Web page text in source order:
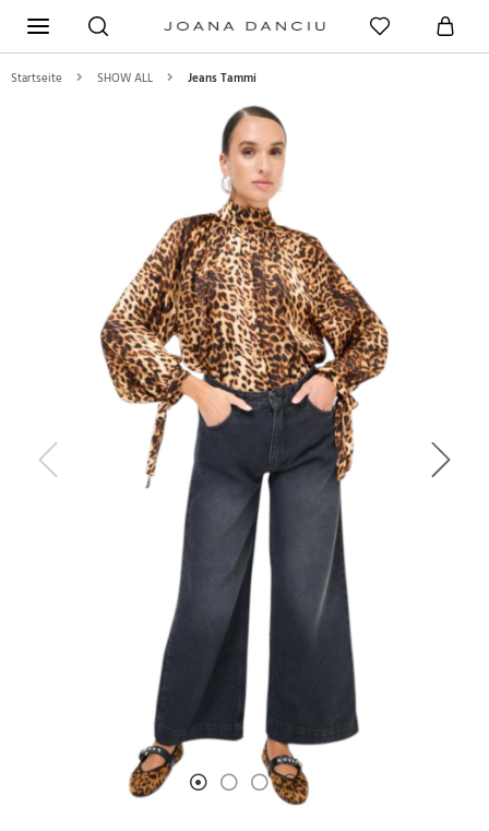
Startseite SHOW ALL Jeans Tammi
Previous Next